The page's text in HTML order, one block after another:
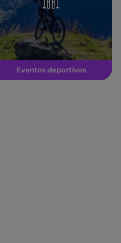
Eventos deportivos